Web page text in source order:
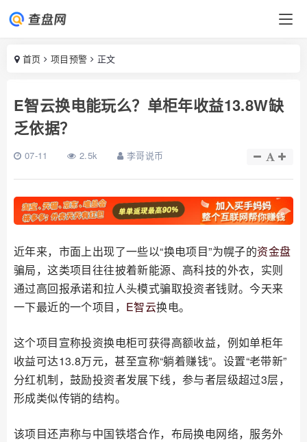
首页 项目预警 正文
E智云换电能玩么？单柜年收益13.8W缺
乏依据？
07-11 2.5k 李哥说币
近年来，市面上出现了一些以“换电项目”为幌子的资金盘
骗局，这类项目往往披着新能源、高科技的外衣，实则
通过高回报承诺和拉人头模式骗取投资者钱财。今天来
一下最近的一个项目， E智云换电。
这个项目宣称投资换电柜可获得高额收益，例如单柜年
收益可达13.8万元，甚至宣称“躺着赚钱”。设置“老带新”
分红机制，鼓励投资者发展下线，参与者层级超过3层，
形成类似传销的结构。
该项目还声称与中国铁塔合作，布局换电网络，服务外